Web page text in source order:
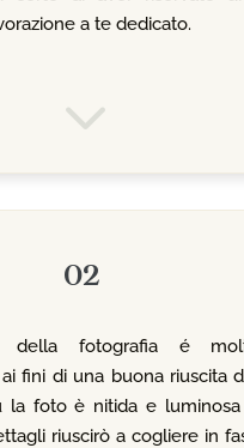
a te dedicato.
3
02
della fotografia é
fini di una buona riuscita
la foto è nitida e
riuscirò a cogliere in